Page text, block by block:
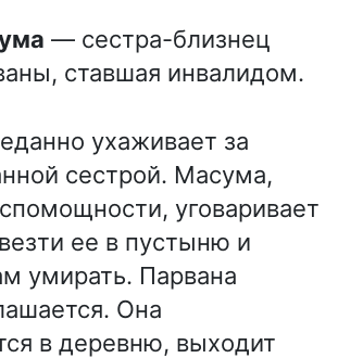
— сестра-близнец
ставшая инвалидом.
ухаживает за
сестрой. Масума,
уговаривает
ее в пустыню и
умирать. Парвана
Она
в деревню, выходит